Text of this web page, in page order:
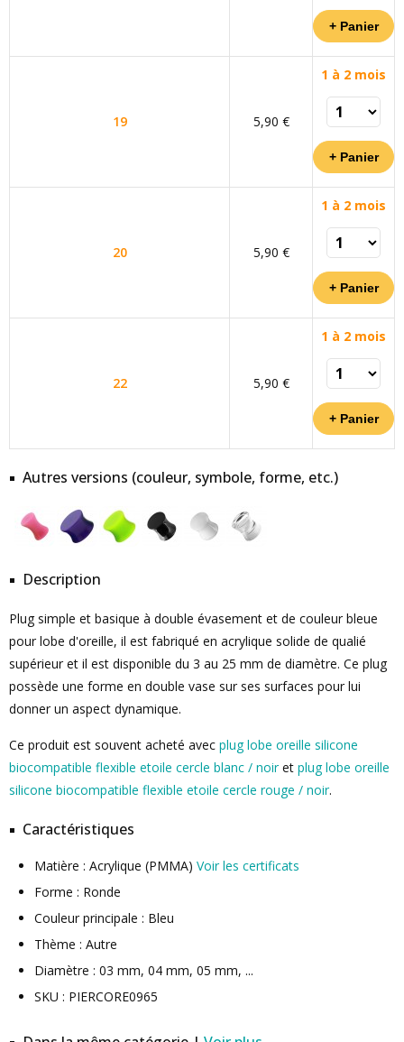
19 5,90 €
1 à 2 mois
20 5,90 €
1 à 2 mois
22 5,90 €
1 à 2 mois
Autres versions (couleur, symbole, forme, etc.)
Description
Plug simple et basique à double évasement et de couleur bleue
pour lobe d'oreille, il est fabriqué en acrylique solide de qualié
supérieur et il est disponible du 3 au 25 mm de diamètre. Ce plug
possède une forme en double vase sur ses surfaces pour lui
donner un aspect dynamique.
Ce produit est souvent acheté avec plug lobe oreille silicone
biocompatible flexible etoile cercle blanc / noiret plug lobe oreille
silicone biocompatible flexible etoile cercle rouge / noir.
Caractéristiques
Matière : Acrylique (PMMA) Voir les certificats
Forme : Ronde
Couleur principale : Bleu
Thème : Autre
Diamètre : 03 mm, 04 mm, 05 mm, ...
SKU : PIERCORE0965